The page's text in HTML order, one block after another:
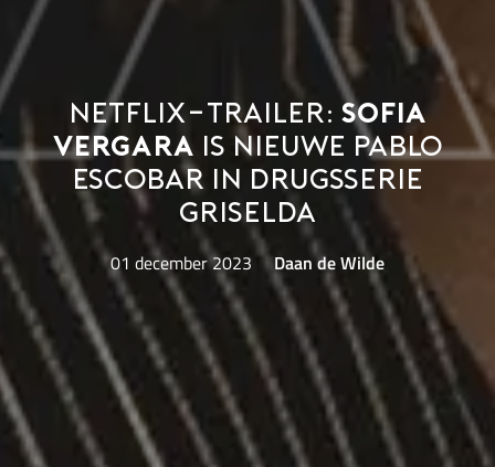
Netflix-trailer: Sofia
Vergara is nieuwe Pablo
Escobar in drugsserie
Griselda
01 december 2023 Daan de Wilde